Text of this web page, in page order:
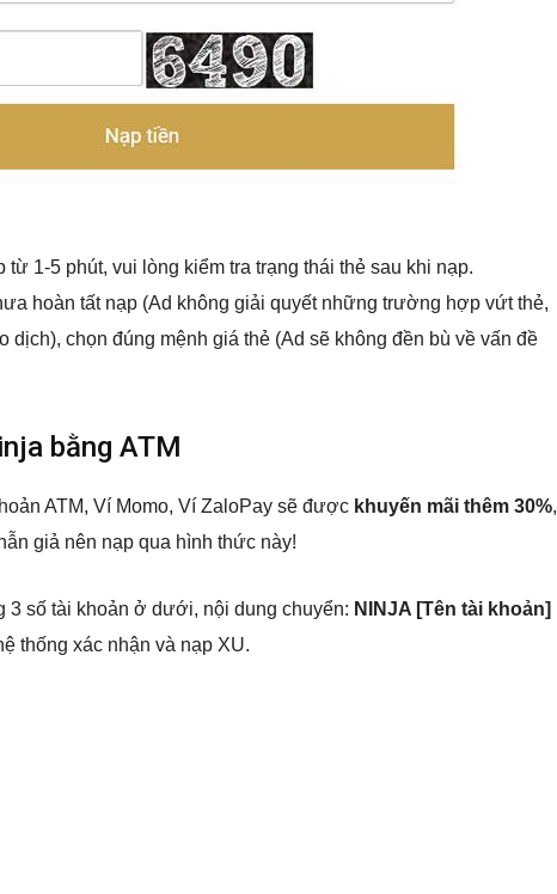
1-5 phút, vui lòng kiểm tra trạng thái thẻ sau khi nạp.
hoàn tất nạp (Ad không giải quyết những trường hợp vứt thẻ,
dịch), chọn đúng mệnh giá thẻ (Ad sẽ không đền bù về vấn đề
bằng ATM
ATM, Ví Momo, Ví ZaloPay sẽ được khuyến mãi thêm 30%,
giả nên nạp qua hình thức này!
3 số tài khoản ở dưới, nội dung chuyển: NINJA [Tên tài khoản]
thống xác nhận và nạp XU.